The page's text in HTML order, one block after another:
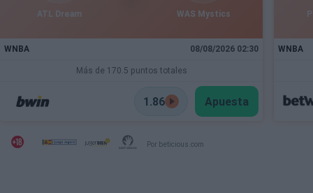
ATL Dream WAS Mystics
WNBA 08/08/2026 02:30
Más de 170.5 puntos totales
1.86 Apuesta
WNBA
Por beticious.com